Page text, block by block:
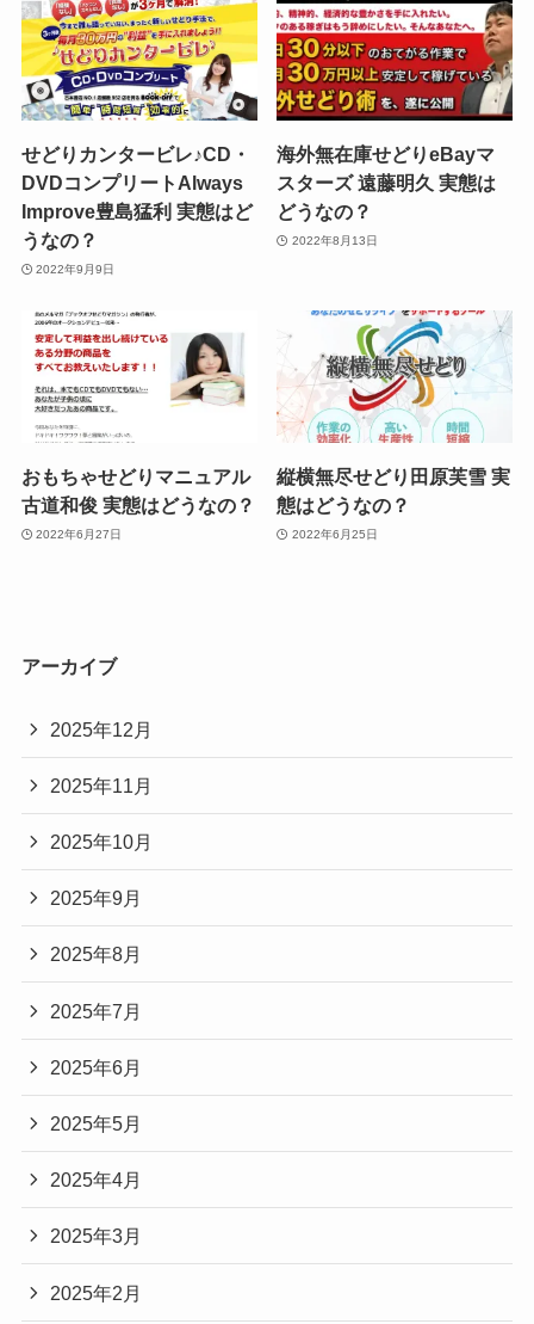
せどりカンタービレ♪CD・
DVDコンプリートAlways
Improve豊島猛利 実態はど
うなの？
2022年9月9日
海外無在庫せどりeBayマ
スターズ 遠藤明久 実態は
どうなの？
2022年8月13日
おもちゃせどりマニュアル
古道和俊 実態はどうなの？
2022年6月27日
縦横無尽せどり田原芙雪 実
態はどうなの？
2022年6月25日
アーカイブ
2025年12月
2025年11月
2025年10月
2025年9月
2025年8月
2025年7月
2025年6月
2025年5月
2025年4月
2025年3月
2025年2月